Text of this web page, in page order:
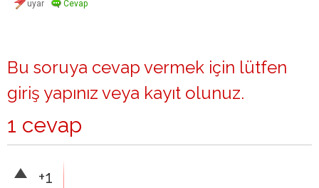
Bu soruya cevap vermek için lütfen
giriş yapınız veya kayıt olunuz.
1 cevap
+1